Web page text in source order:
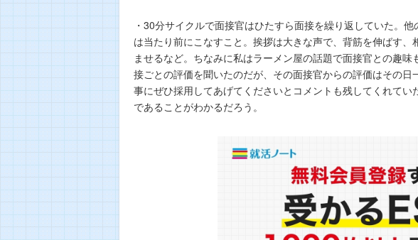
・30分サイクルで面接官はひたすら面接を繰り返していた。
は当たり前にこなすこと。挨拶は大きな声で、背筋を伸ばす
ませるなど。ちなみに私はラーメン屋の話題で面接官との趣
接ごとの評価を聞いたのだが、その面接官からの評価はその
事にぜひ採用してあげてくださいとコメントも残してくれて
であることがわかるだろう。